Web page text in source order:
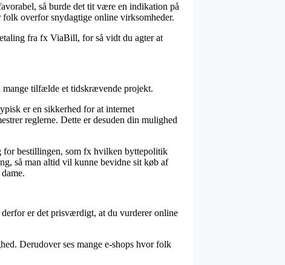
så burde det tit være en indikation på
overfor snydagtige online virksomheder.
fra fx ViaBill, for så vidt du agter at
mange tilfælde et tidskrævende projekt.
er en sikkerhed for at internet
reglerne. Dette er desuden din mulighed
for bestillingen, som fx hvilken byttepolitik
så man altid vil kunne bevidne sit køb af
er det prisværdigt, at du vurderer online
Derudover ses mange e-shops hvor folk